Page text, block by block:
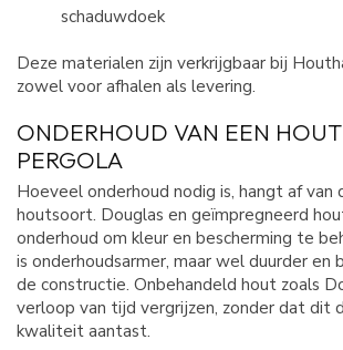
schaduwdoek
Deze materialen zijn verkrijgbaar bij
zowel voor afhalen als levering.
ONDERHOUD VAN EEN
PERGOLA
Hoeveel onderhoud nodig is, hangt af van
houtsoort. Douglas en geïmpregneerd
onderhoud om kleur en bescherming te
is onderhoudsarmer, maar wel duurder
de constructie. Onbehandeld hout zoals
verloop van tijd vergrijzen, zonder dat dit
kwaliteit aantast.